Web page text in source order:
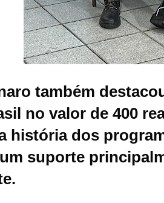
também
no valor de 400
história dos
suporte